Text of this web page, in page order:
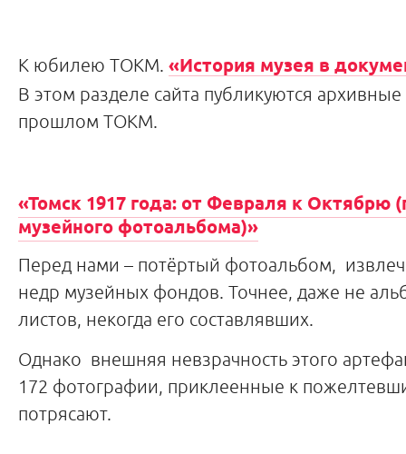
К юбилею ТОКМ. «История музея в
В этом разделе сайта публикуются
прошлом ТОКМ.
«Томск 1917 года: от Февраля к Октябрю
музейного фотоальбома)»
Перед нами – потёртый фотоальбом,
недр музейных фондов. Точнее, даже не
листов, некогда его составлявших.
Однако внешняя невзрачность этого
172 фотографии, приклеенные к
потрясают.